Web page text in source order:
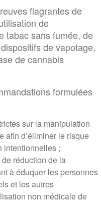
flagrantes de
de
tabac sans fumée, de
de vapotage,
de cannabis
formulées
sur la manipulation
afin d’éliminer le risque
intentionnelles ;
réduction de la
à éduquer les personnes
et les autres
non médicale de